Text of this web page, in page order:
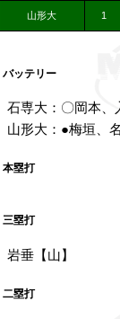
山形大 1
バッテリー
石専大：〇岡本、
山形大：●梅垣、
本塁打
三塁打
岩垂【山】
二塁打